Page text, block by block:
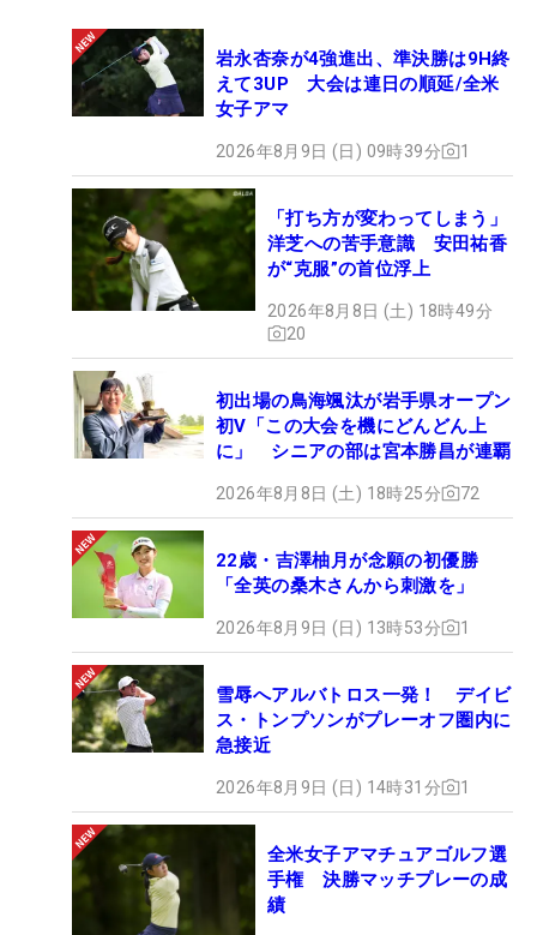
岩永杏奈が4強進出、準決勝は9H終
えて3UP 大会は連日の順延/全米
女子アマ
2026年8月9日 (日) 09時39分 1
「打ち方が変わってしまう」
洋芝への苦手意識 安田祐香
が“克服”の首位浮上
2026年8月8日 (土) 18時49分
20
初出場の鳥海颯汰が岩手県オープン
初V「この大会を機にどんどん上
に」 シニアの部は宮本勝昌が連覇
2026年8月8日 (土) 18時25分 72
22歳・吉澤柚月が念願の初優勝
「全英の桑木さんから刺激を」
2026年8月9日 (日) 13時53分 1
雪辱へアルバトロス一発！ デイビ
ス・トンプソンがプレーオフ圏内に
急接近
2026年8月9日 (日) 14時31分 1
全米女子アマチュアゴルフ選
手権 決勝マッチプレーの成
績